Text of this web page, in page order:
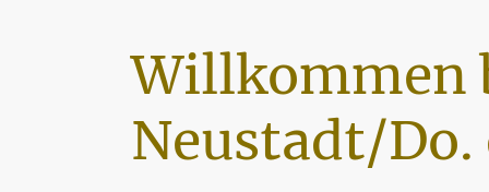
Willkommen
Neustadt/Do.